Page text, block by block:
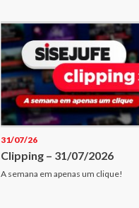
31/07/26
Clipping – 31/07/2026
A semana em apenas um clique!